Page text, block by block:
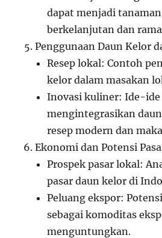
dapat menjadi
berkelanjutan dan
Penggunaan Daun Kelor
Resep lokal: Contoh
kelor dalam masakan
Inovasi kuliner: Ide-ide
mengintegrasikan
resep modern dan
Ekonomi dan Potensi
Prospek pasar lokal:
pasar daun kelor di
Peluang ekspor:
sebagai komoditas
menguntungkan.